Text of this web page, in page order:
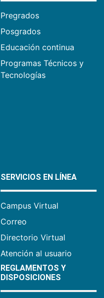
Pregrados
Posgrados
Educación continua
Programas Técnicos y
Tecnologías
SERVICIOS EN LÍNEA
Campus Virtual
Correo
Directorio Virtual
Atención al usuario
REGLAMENTOS Y
DISPOSICIONES